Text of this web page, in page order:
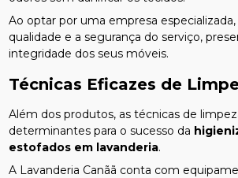
Ao optar por uma empresa
qualidade e a segurança do serviço,
integridade dos seus móveis.
Técnicas Eficazes de
Além dos produtos, as técnicas de
determinantes para o sucesso da
estofados em lavanderia.
A Lavanderia Canãã conta com